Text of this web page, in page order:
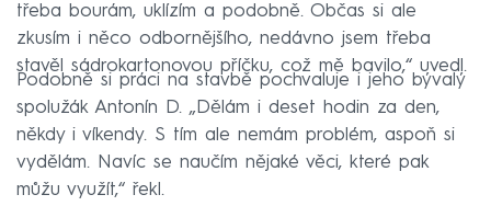
třeba bourám, uklízím a podobně. Občas si ale
zkusím i něco odbornějšího, nedávno jsem třeba
stavěl sádrokartonovou příčku, což mě bavilo,“ uvedl.
Podobně si práci na stavbě pochvaluje i jeho bývalý
spolužák Antonín D. „Dělám i deset hodin za den,
někdy i víkendy. S tím ale nemám problém, aspoň si
vydělám. Navíc se naučím nějaké věci, které pak
můžu využít,“ řekl.